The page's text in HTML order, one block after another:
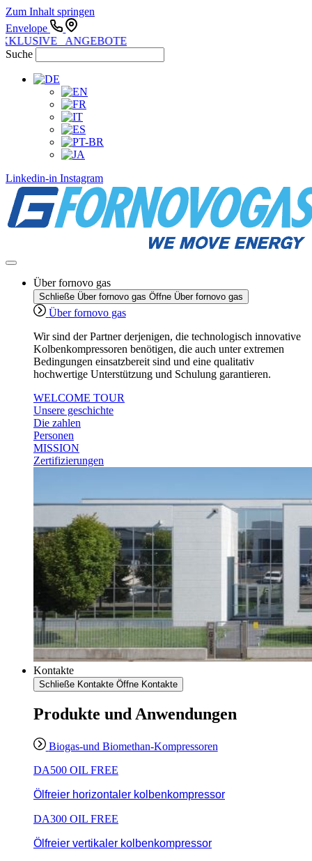
Zum Inhalt springen
Envelope
ANGEBOTE
Suche
Linkedin-in Instagram
Über fornovo gas
Schließe Über fornovo gas Öffne Über fornovo gas
Über fornovo gas
Wir sind der Partner derjenigen, die technologisch innovative
Kolbenkompressoren benötigen, die auch unter extremen
Bedingungen einsatzbereit sind und eine qualitativ
hochwertige Unterstützung und Schulung garantieren.
WELCOME TOUR
Unsere geschichte
Die zahlen
Personen
MISSION
Zertifizierungen
Kontakte
Schließe Kontakte Öffne Kontakte
Produkte und Anwendungen
Biogas-und Biomethan-Kompressoren
DA500 OIL FREE
Ölfreier horizontaler kolbenkompressor
DA300 OIL FREE
Ölfreier vertikaler kolbenkompressor